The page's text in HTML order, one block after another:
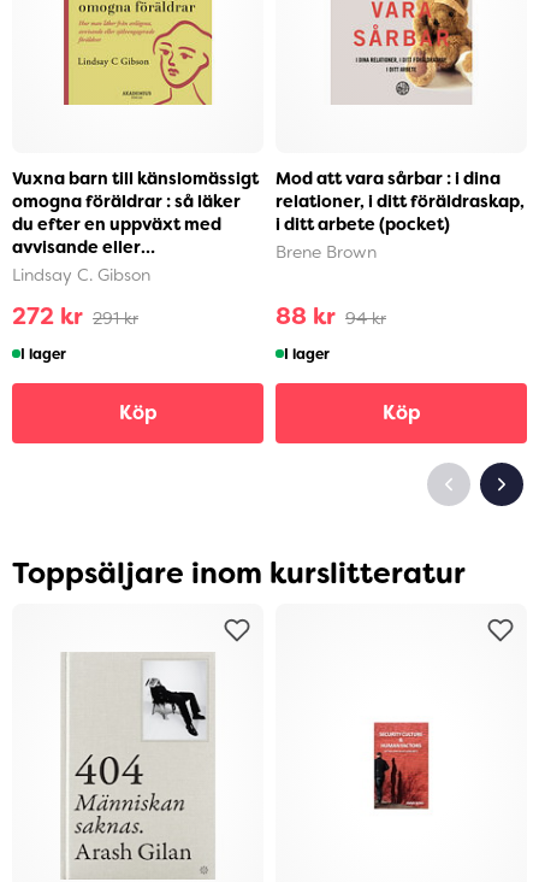
Vuxna barn till känslomässigt
omogna föräldrar : så läker
du efter en uppväxt med
avvisande eller
självupptagna föräldra...
Lindsay C. Gibson
272 kr 291 kr
I lager
Köp
Mod att vara sårbar : i dina
relationer, i ditt föräldraskap,
i ditt arbete (pocket)
Brene Brown
88 kr 94 kr
I lager
Köp
Toppsäljare inom kurslitteratur